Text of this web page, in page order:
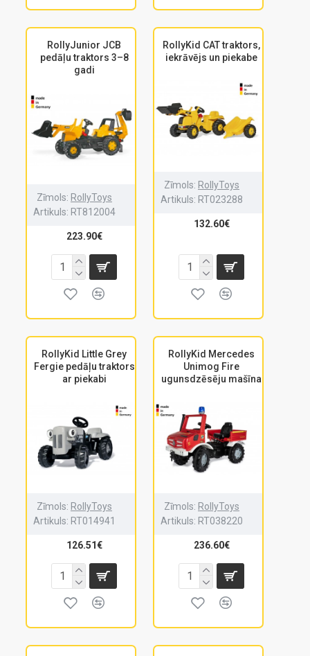
RollyJunior JCB
pedāļu traktors 3–8
gadi
Zīmols: RollyToys
Artikuls: RT812004
223.90€
RollyKid CAT traktors,
iekrāvējs un piekabe
Zīmols: RollyToys
Artikuls: RT023288
132.60€
RollyKid Little Grey
Fergie pedāļu traktors
ar piekabi
Zīmols: RollyToys
Artikuls: RT014941
126.51€
RollyKid Mercedes
Unimog Fire
ugunsdzēsēju mašīna
Zīmols: RollyToys
Artikuls: RT038220
236.60€